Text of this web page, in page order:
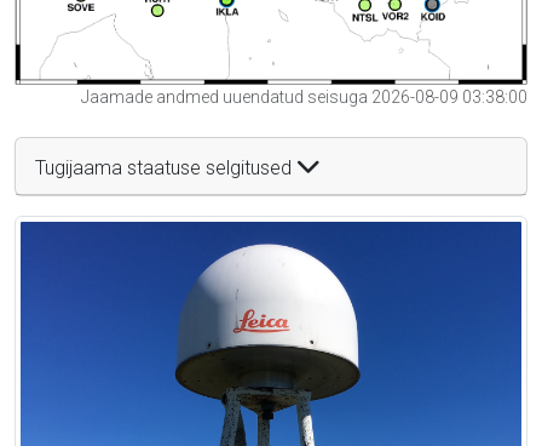
Jaamade andmed uuendatud seisuga 2026-08-09 03:38:00
Tugijaama staatuse selgitused